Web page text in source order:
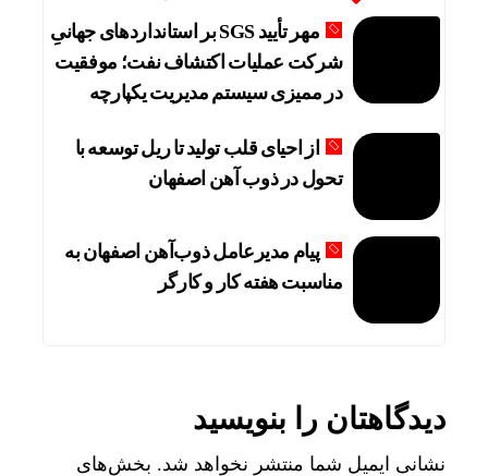
مهر تأیید SGS بر استانداردهای جهانیِ
شرکت عملیات اکتشاف نفت؛ موفقیت
در ممیزی سیستم مدیریت یکپارچه
از احیای قلب تولید تا ریل توسعه با
تحول در ذوب آهن اصفهان
پیام مدیرعامل ذوب‌آهن اصفهان به
مناسبت هفته کار و کارگر
دیدگاهتان را بنویسید
نشانی ایمیل شما منتشر نخواهد شد. بخش‌های